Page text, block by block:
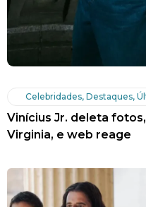
Celebridades, Destaques,
Vinícius Jr. deleta
Virginia, e web reage